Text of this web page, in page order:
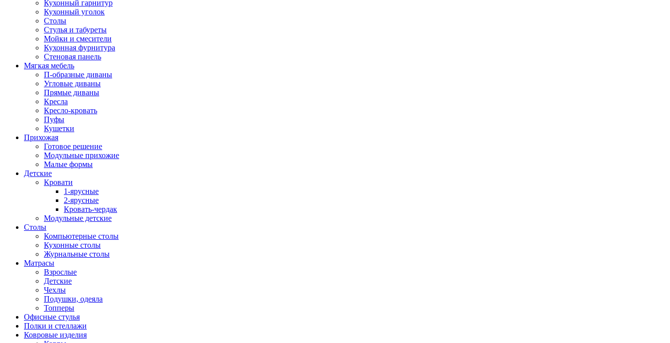
Кухонный гарнитур
Кухонный уголок
Столы
Стулья и табуреты
Мойки и смесители
Кухонная фурнитура
Стеновая панель
Мягкая мебель
П-образные диваны
Угловые диваны
Прямые диваны
Кресла
Кресло-кровать
Пуфы
Кушетки
Прихожая
Готовое решение
Модульные прихожие
Малые формы
Детские
Кровати
1-ярусные
2-ярусные
Кровать-чердак
Модульные детские
Столы
Компьютерные столы
Кухонные столы
Журнальные столы
Матрасы
Взрослые
Детские
Чехлы
Подушки, одеяла
Топперы
Офисные стулья
Полки и стеллажи
Ковровые изделия